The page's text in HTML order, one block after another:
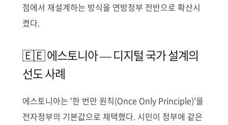
점에서 재설계하는 방식을 연방정부 전반으로 확산시
켰다.
🇪🇪 에스토니아 — 디지털 국가 설계의
선도 사례
에스토니아는 '한 번만 원칙(Once Only Principle)'을
전자정부의 기본값으로 채택했다. 시민이 정부에 같은